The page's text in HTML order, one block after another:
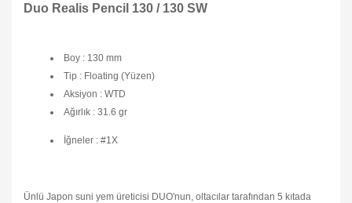
Duo Realis Pencil 130 / 130 SW
Boy : 130 mm
Tip : Floating (Yüzen)
Aksiyon : WTD
Ağırlık : 31.6 gr
İğneler : #1X
Ünlü Japon suni yem üreticisi DUO'nun, oltacılar tarafından 5 kıtada